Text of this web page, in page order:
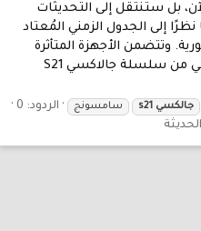
بل ستنتقل إلى التحديثات
إلى الجدول الزمني المُعتاد
وتتضمن الأجهزة المتأثرة
بهذا التغيير الإصدار الأساسي من سلسلة جالاكسي S21
جالكسي s21 سامسونج
الردود: 0